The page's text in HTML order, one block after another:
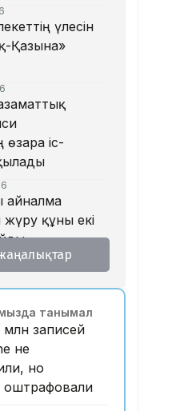
үлесін
Қазына»
іс-
айналма
құны екі
Бекболат
ұстанымына
берді
танымал
млн записей
не
но